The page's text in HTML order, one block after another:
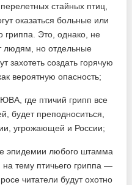
стайных птиц,
оказаться больные или
гриппа. Это, однако, не
людям, но отдельные
захотеть создать горячую
вероятную опасность;
где птичий грипп все
будет преподноситься,
угрожающей и России;
эпидемии любого штамма
на тему птичьего гриппа —
читатели будут охотно